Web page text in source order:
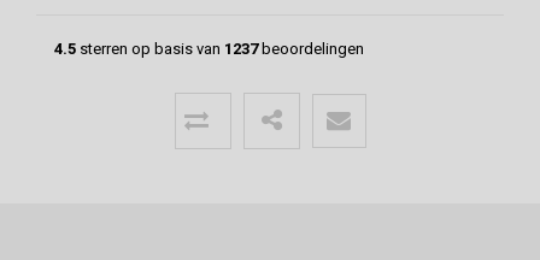
4.5 sterren op basis van 1237beoordelingen